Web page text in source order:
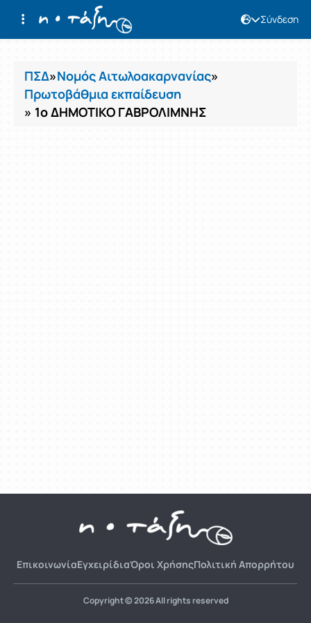
Σύνδεση
Μαθήματα
ΠΣΔ»Νομός Αιτωλοακαρνανίας»
Πρωτοβάθμια εκπαίδευση
» 1ο ΔΗΜΟΤΙΚΟ ΓΑΒΡΟΛΙΜΝΗΣ
ΕπικοινωνίαΕγχειρίδιαΌροι ΧρήσηςΠολιτική Απορρήτου
Copyright © 2026 All rights reserved